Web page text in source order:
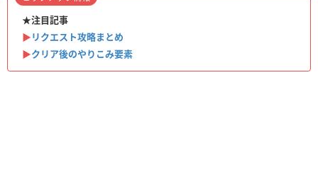
★注目記事
▶︎リクエスト攻略まとめ
▶︎クリア後のやりこみ要素